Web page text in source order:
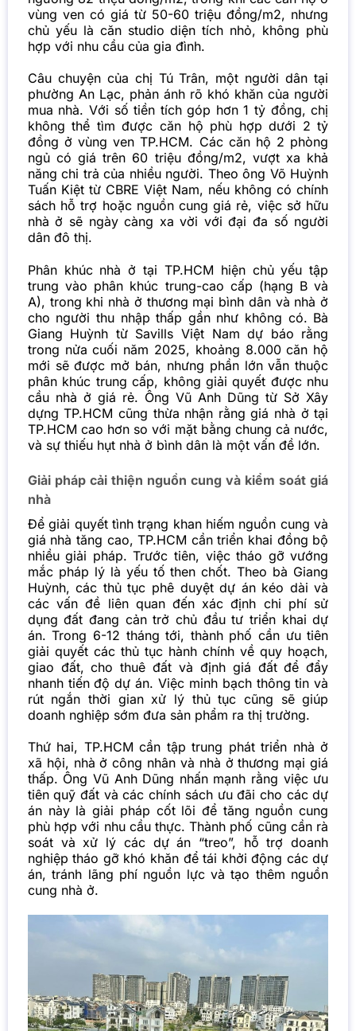
vùng ven có giá từ 50-60 triệu đồng/m2, nhưng
chủ yếu là căn studio diện tích nhỏ, không phù
hợp với nhu cầu của gia đình.
Câu chuyện của chị Tú Trân, một người dân tại
phường An Lạc, phản ánh rõ khó khăn của người
mua nhà. Với số tiền tích góp hơn 1 tỷ đồng, chị
không thể tìm được căn hộ phù hợp dưới 2 tỷ
đồng ở vùng ven TP.HCM. Các căn hộ 2 phòng
ngủ có giá trên 60 triệu đồng/m2, vượt xa khả
năng chi trả của nhiều người. Theo ông Võ Huỳnh
Tuấn Kiệt từ CBRE Việt Nam, nếu không có chính
sách hỗ trợ hoặc nguồn cung giá rẻ, việc sở hữu
nhà ở sẽ ngày càng xa vời với đại đa số người
dân đô thị.
Phân khúc nhà ở tại TP.HCM hiện chủ yếu tập
trung vào phân khúc trung-cao cấp (hạng B và
A), trong khi nhà ở thương mại bình dân và nhà ở
cho người thu nhập thấp gần như không có. Bà
Giang Huỳnh từ Savills Việt Nam dự báo rằng
trong nửa cuối năm 2025, khoảng 8.000 căn hộ
mới sẽ được mở bán, nhưng phần lớn vẫn thuộc
phân khúc trung cấp, không giải quyết được nhu
cầu nhà ở giá rẻ. Ông Vũ Anh Dũng từ Sở Xây
dựng TP.HCM cũng thừa nhận rằng giá nhà ở tại
TP.HCM cao hơn so với mặt bằng chung cả nước,
và sự thiếu hụt nhà ở bình dân là một vấn đề lớn.
Giải pháp cải thiện nguồn cung và kiểm soát giá
nhà
Để giải quyết tình trạng khan hiếm nguồn cung và
giá nhà tăng cao, TP.HCM cần triển khai đồng bộ
nhiều giải pháp. Trước tiên, việc tháo gỡ vướng
mắc pháp lý là yếu tố then chốt. Theo bà Giang
Huỳnh, các thủ tục phê duyệt dự án kéo dài và
các vấn đề liên quan đến xác định chi phí sử
dụng đất đang cản trở chủ đầu tư triển khai dự
án. Trong 6-12 tháng tới, thành phố cần ưu tiên
giải quyết các thủ tục hành chính về quy hoạch,
giao đất, cho thuê đất và định giá đất để đẩy
nhanh tiến độ dự án. Việc minh bạch thông tin và
rút ngắn thời gian xử lý thủ tục cũng sẽ giúp
doanh nghiệp sớm đưa sản phẩm ra thị trường.
Thứ hai, TP.HCM cần tập trung phát triển nhà ở
xã hội, nhà ở công nhân và nhà ở thương mại giá
thấp. Ông Vũ Anh Dũng nhấn mạnh rằng việc ưu
tiên quỹ đất và các chính sách ưu đãi cho các dự
án này là giải pháp cốt lõi để tăng nguồn cung
phù hợp với nhu cầu thực. Thành phố cũng cần rà
soát và xử lý các dự án “treo”, hỗ trợ doanh
nghiệp tháo gỡ khó khăn để tái khởi động các dự
án, tránh lãng phí nguồn lực và tạo thêm nguồn
cung nhà ở.